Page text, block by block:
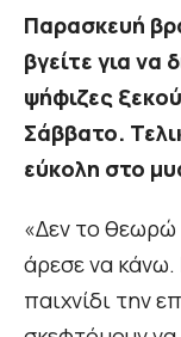
Παρασκευή
βγείτε για να
ψήφιζες
Σάββατο.
εύκολη στο
«Δεν το
άρεσε να κάνω.
παιχνίδι την